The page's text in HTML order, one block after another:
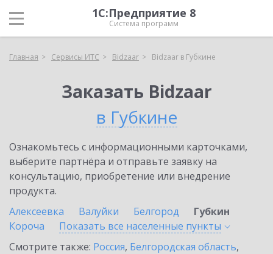
1С:Предприятие 8
Система программ
Главная Сервисы ИТС Bidzaar Bidzaar в Губкине
Заказать Bidzaar
в Губкине
Ознакомьтесь с информационными карточками,
выберите партнёра и отправьте заявку на
консультацию, приобретение или внедрение
продукта.
Алексеевка
Валуйки Белгород
Губкин
Короча
Показать все населенные пункты
Смотрите также: Россия, Белгородская область,